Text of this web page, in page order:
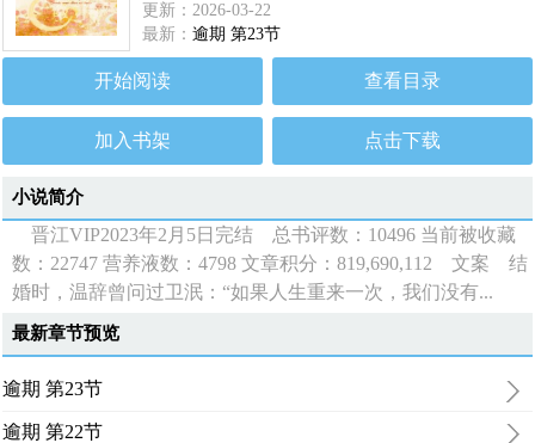
更新：2026-03-22
最新：逾期 第23节
开始阅读 查看目录
加入书架 点击下载
小说简介
晋江VIP2023年2月5日完结 总书评数：10496 当前被收藏
数：22747 营养液数：4798 文章积分：819,690,112 文案 结
婚时，温辞曾问过卫泯：“如果人生重来一次，我们没有...
最新章节预览
逾期 第23节
逾期 第22节